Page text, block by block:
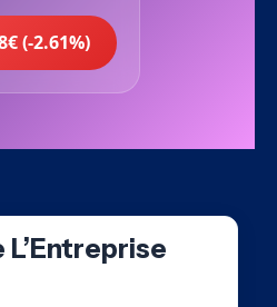
(-2.61%)
L’Entreprise